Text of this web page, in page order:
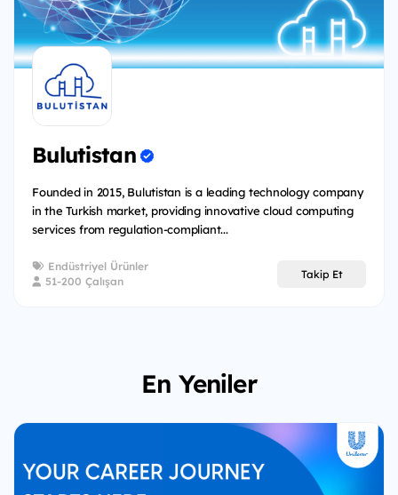
Bulutistan
Founded in 2015, Bulutistan is a leading technology company
in the Turkish market, providing innovative cloud computing
services from regulation-compliant...
Endüstriyel Ürünler
51-200 Çalışan
Takip Et
En Yeniler